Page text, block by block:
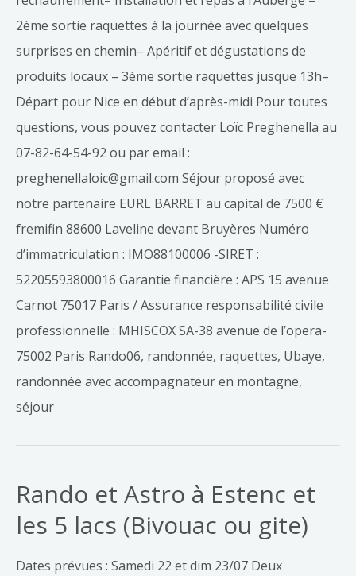
2ème sortie raquettes à la journée avec quelques
surprises en chemin– Apéritif et dégustations de
produits locaux – 3ème sortie raquettes jusque 13h–
Départ pour Nice en début d’après-midi Pour toutes
questions, vous pouvez contacter Loïc Preghenella au
07-82-64-54-92 ou par email :
preghenellaloic@gmail.com Séjour proposé avec
notre partenaire EURL BARRET au capital de 7500 €
fremifin 88600 Laveline devant Bruyères Numéro
d’immatriculation : IMO88100006 -SIRET :
52205593800016 Garantie financière : APS 15 avenue
Carnot 75017 Paris / Assurance responsabilité civile
professionnelle : MHISCOX SA-38 avenue de l’opera-
75002 Paris Rando06, randonnée, raquettes, Ubaye,
randonnée avec accompagnateur en montagne,
séjour
Rando et Astro à Estenc et
les 5 lacs (Bivouac ou gite)
Dates prévues : Samedi 22 et dim 23/07 Deux
Rando
et
à